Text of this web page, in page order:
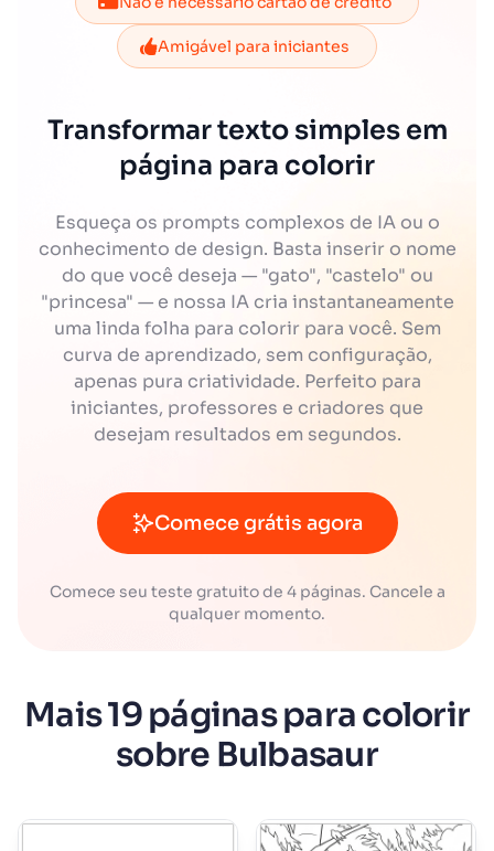
Amigável para iniciantes
Transformar texto simples em
página para colorir
Esqueça os prompts complexos de IA ou o
conhecimento de design. Basta inserir o nome
do que você deseja — "gato", "castelo" ou
"princesa" — e nossa IA cria instantaneamente
uma linda folha para colorir para você. Sem
curva de aprendizado, sem configuração,
apenas pura criatividade. Perfeito para
iniciantes, professores e criadores que
desejam resultados em segundos.
Comece grátis agora
Comece seu teste gratuito de 4 páginas. Cancele a
qualquer momento.
Mais 19 páginas para colorir
sobre Bulbasaur